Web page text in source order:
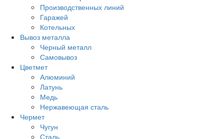
Производственных линий
Гаражей
Котельных
Вывоз металла
Черный металл
Самовывоз
Цветмет
Алюминий
Латунь
Медь
Нержавеющая сталь
Чермет
Чугун
Сталь